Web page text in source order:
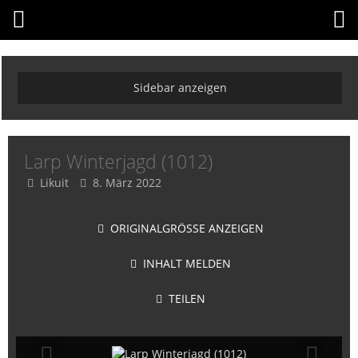
Larp Winterjagd (1012)
Likuit 8. März 2022
ORIGINALGRÖSSE ANZEIGEN
INHALT MELDEN
TEILEN